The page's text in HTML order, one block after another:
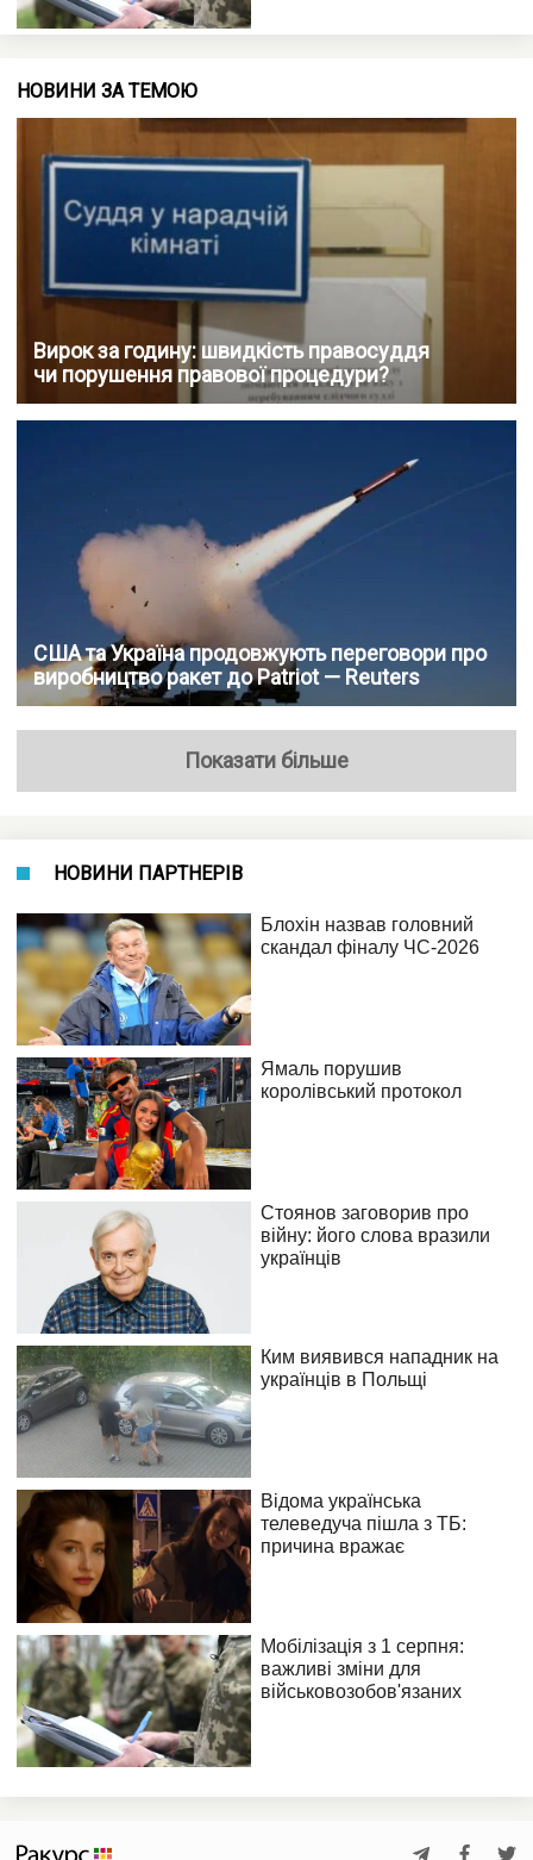
НОВИНИ ЗА ТЕМОЮ
Вирок за годину: швидкість правосуддя
чи порушення правової процедури?
США та Україна продовжують переговори про
виробництво ракет до Patriot — Reuters
Показати більше
НОВИНИ ПАРТНЕРІВ